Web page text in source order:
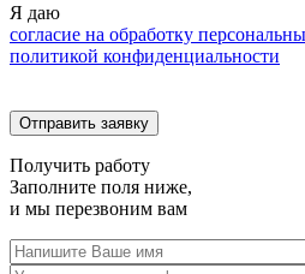
Я даю
согласие на обработку
политикой конфиденциальности
Получить работу
Заполните поля ниже,
и мы перезвоним вам